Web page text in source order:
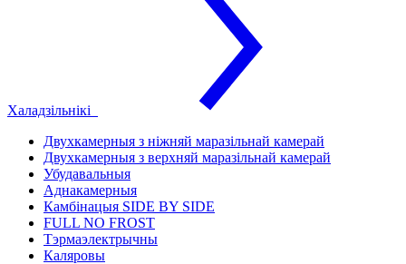
Халадзільнікі
Двухкамерныя з ніжняй маразільнай камерай
Двухкамерныя з верхняй маразільнай камерай
Убудавальныя
Аднакамерныя
Камбінацыя SIDE BY SIDE
FULL NO FROST
Тэрмаэлектрычны
Каляровы